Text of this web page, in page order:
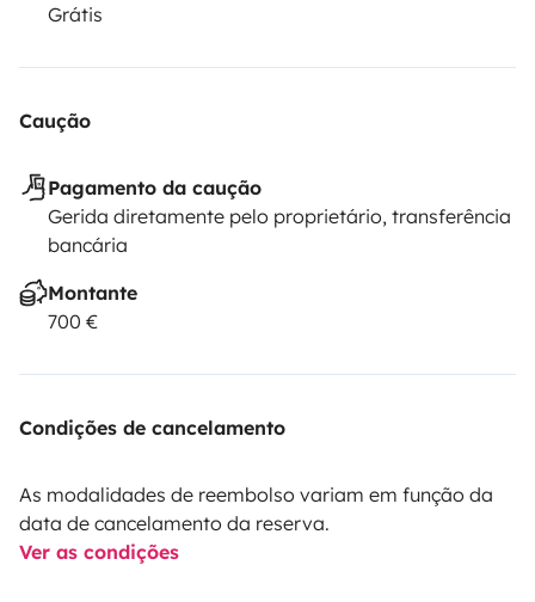
Grátis
Caução
Pagamento da caução
Gerida diretamente pelo proprietário, transferência
bancária
Montante
700 €
Condições de cancelamento
As modalidades de reembolso variam em função da
data de cancelamento da reserva.
Ver as condições